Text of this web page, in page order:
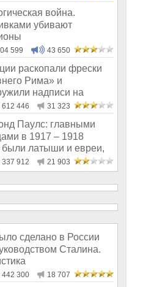
война.
убивают
599 43 650
раскопали фрески
Рима» и
надписи на
612 446 31 323
Паулс: главными
в 1917 – 1918
были латыши и евреи,
337 912 21 903
сделано в России
Сталина.
442 300 18 707